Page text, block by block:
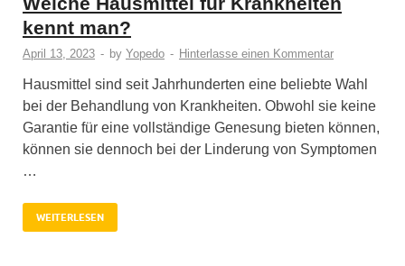
kennt man?
April 13, 2023 - by Yopedo - Hinterlasse einen Kommentar
Hausmittel sind seit Jahrhunderten eine beliebte Wahl
bei der Behandlung von Krankheiten. Obwohl sie keine
Garantie für eine vollständige Genesung bieten können,
können sie dennoch bei der Linderung von Symptomen
…
WEITERLESEN